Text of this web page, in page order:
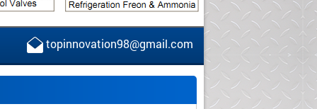
topinnovation98@gmail.com